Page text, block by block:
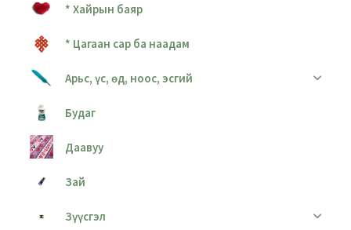
* Хайрын баяр
* Цагаан сар ба наадам
Арьс, үс, өд, ноос, эсгий
Будаг
Даавуу
Зай
Зүүсгэл